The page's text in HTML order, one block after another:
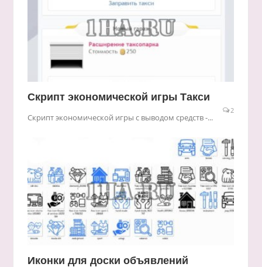
Скрипт экономической игры Такси
2
Скрипт экономической игры с выводом средств -...
Иконки для доски объявлений